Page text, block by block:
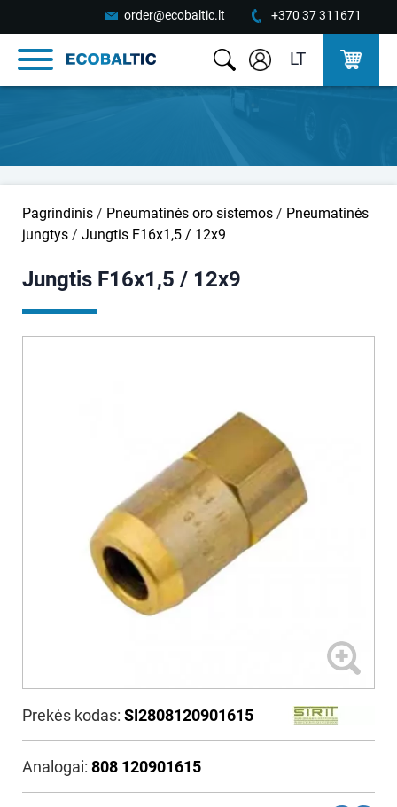
order@ecobaltic.lt +370 37 311671
LT
Pagrindinis / Pneumatinės oro sistemos / Pneumatinės
jungtys / Jungtis F16x1,5 / 12x9
Jungtis F16x1,5 / 12x9
Prekės kodas: SI2808120901615
Analogai: 808 120901615